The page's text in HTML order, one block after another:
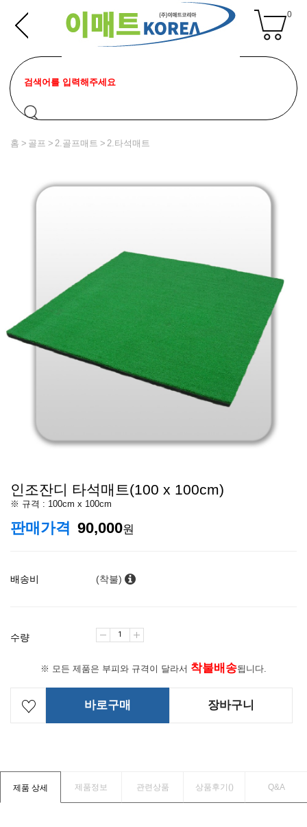
0
홈 골프 2.골프매트 2.타석매트
인조잔디 타석매트(100 x 100cm)
※ 규격 : 100cm x 100cm
판매가격 90,000원
배송비 (착불)
수량
※ 모든 제품은 부피와 규격이 달라서 착불배송됩니다.
바로구매 장바구니
제품 상세 제품정보 관련상품 상품후기() Q&A